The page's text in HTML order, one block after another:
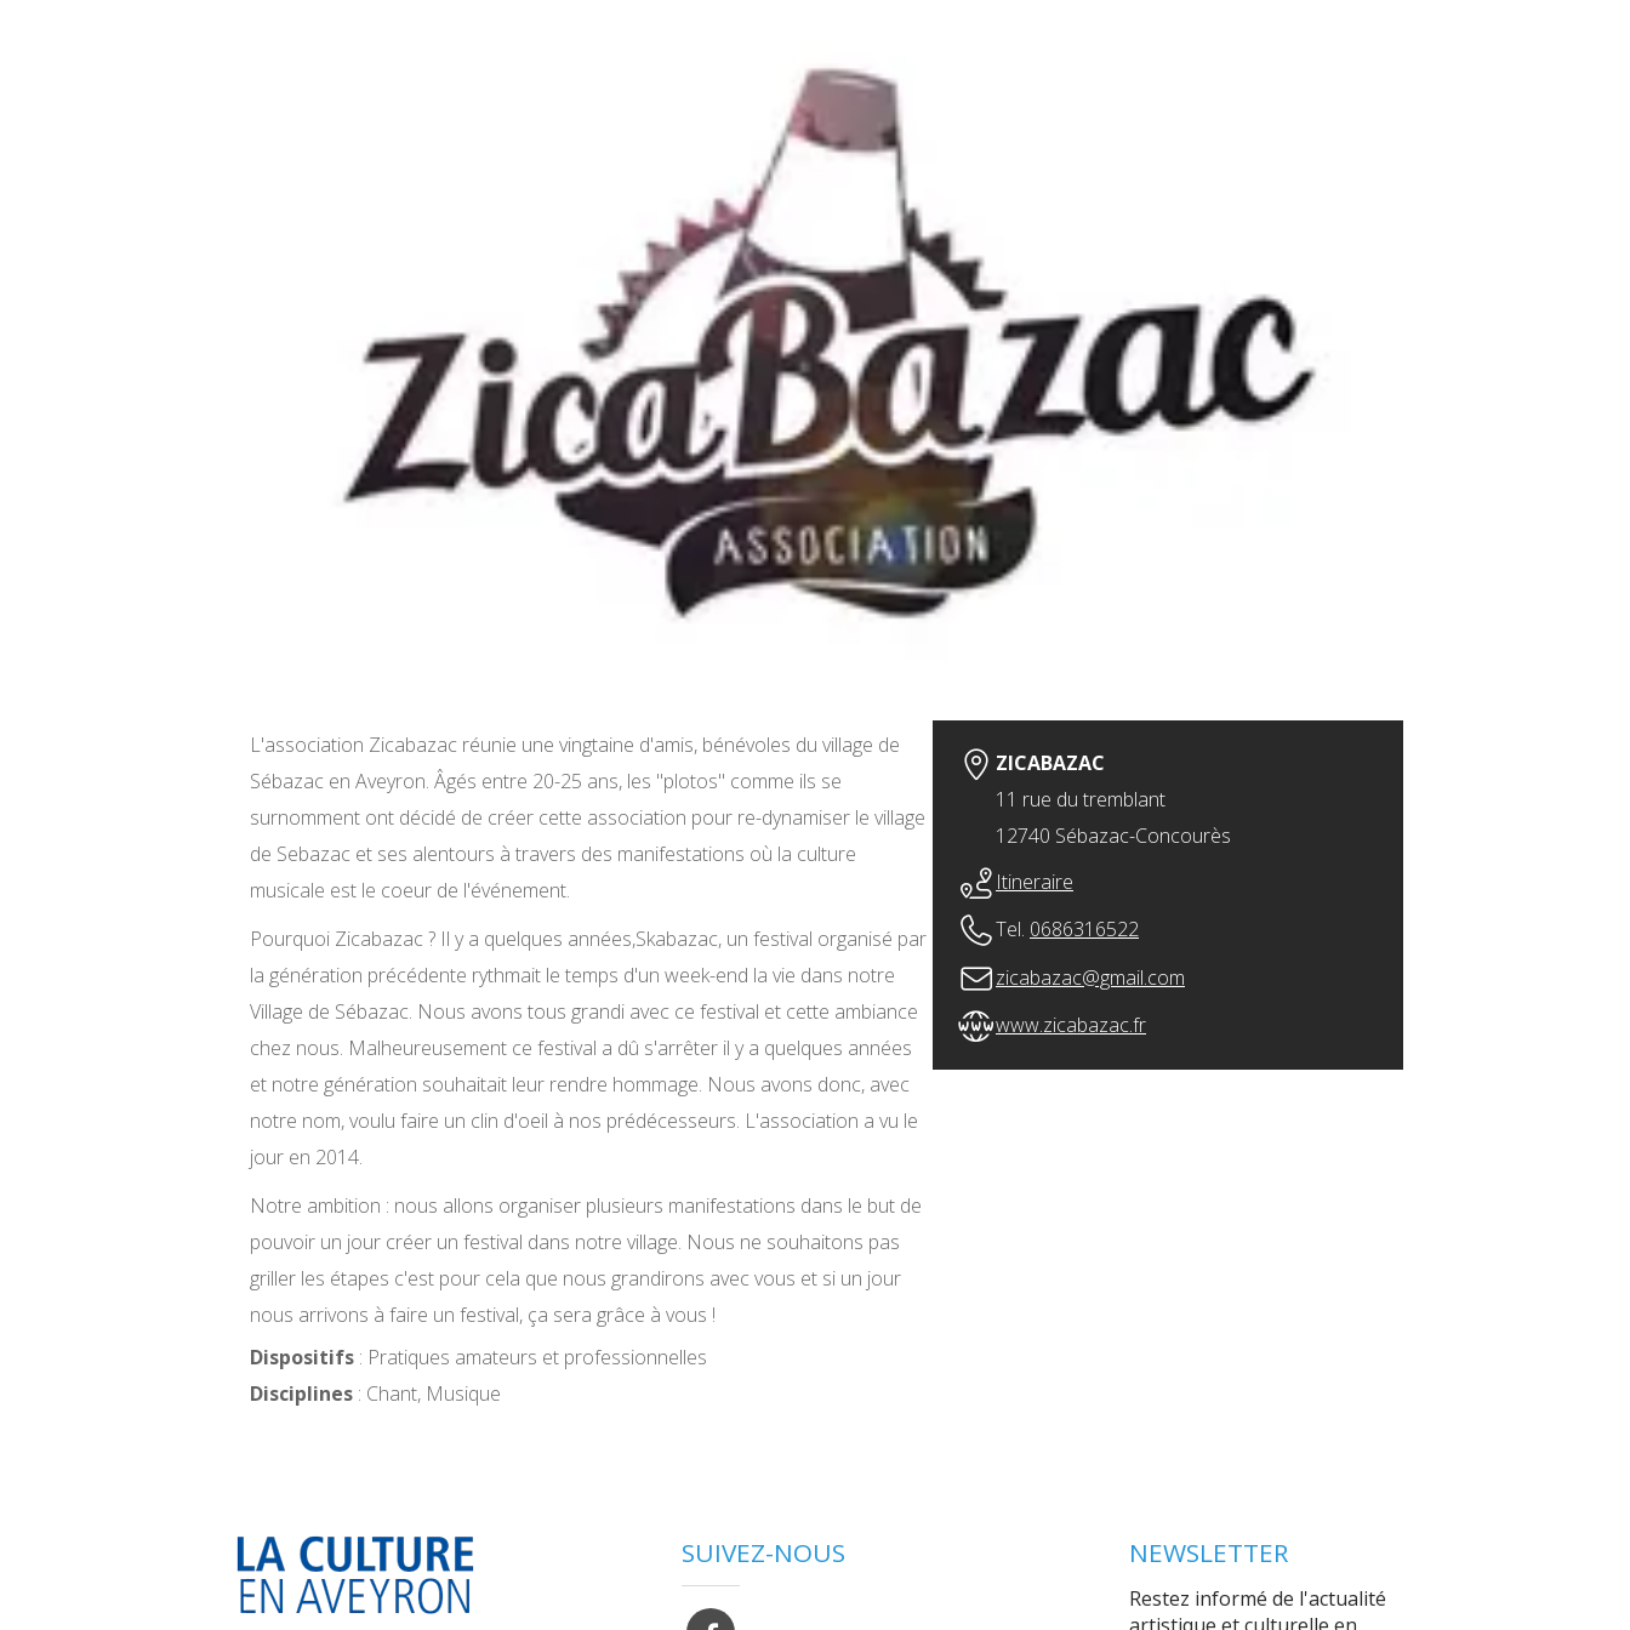
ZICABAZAC
11 rue du tremblant
12740 Sébazac-Concourès
Itineraire
Tel. 0686316522
zicabazac@gmail.com
www.zicabazac.fr
L'association Zicabazac réunie une vingtaine d'amis, bénévoles du village de
Sébazac en Aveyron. Âgés entre 20-25 ans, les "plotos" comme ils se
surnomment ont décidé de créer cette association pour re-dynamiser le village
de Sebazac et ses alentours à travers des manifestations où la culture
musicale est le coeur de l'événement.
Pourquoi Zicabazac ? Il y a quelques années,Skabazac, un festival organisé par
la génération précédente rythmait le temps d'un week-end la vie dans notre
Village de Sébazac. Nous avons tous grandi avec ce festival et cette ambiance
chez nous. Malheureusement ce festival a dû s'arrêter il y a quelques années
et notre génération souhaitait leur rendre hommage. Nous avons donc, avec
notre nom, voulu faire un clin d'oeil à nos prédécesseurs. L'association a vu le
jour en 2014.
Notre ambition : nous allons organiser plusieurs manifestations dans le but de
pouvoir un jour créer un festival dans notre village. Nous ne souhaitons pas
griller les étapes c'est pour cela que nous grandirons avec vous et si un jour
nous arrivons à faire un festival, ça sera grâce à vous !
Dispositifs : Pratiques amateurs et professionnelles
Disciplines : Chant, Musique
SUIVEZ-NOUS NEWSLETTER
Restez informé de l'actualité